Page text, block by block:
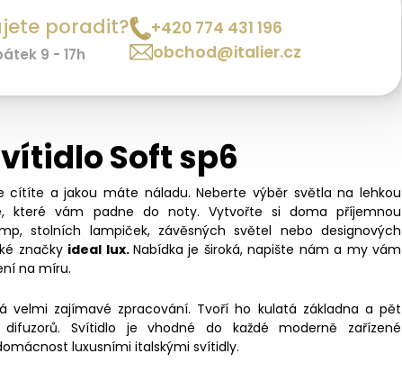
poradit?
9 - 17h
+420 774 431 196
obchod@italier.cz
Soft sp6
cítíte a jakou máte náladu. Neberte výběr světla na lehkou
které vám padne do noty. Vytvořte si doma příjemnou
stolních lampiček, závěsných světel nebo designových
značky ideal lux.Nabídka je široká, napište nám a my vám
na míru.
velmi zajímavé zpracování. Tvoří ho kulatá základna a pět
difuzorů. Svítidlo je vhodné do každé moderně zařízené
luxusními italskými svítidly.